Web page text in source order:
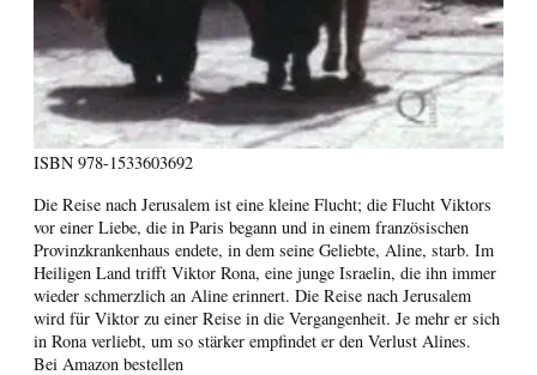
ISBN 978-1533603692
Die Reise nach Jerusalem ist eine kleine Flucht; die Flucht Viktors
vor einer Liebe, die in Paris begann und in einem französischen
Provinzkrankenhaus endete, in dem seine Geliebte, Aline, starb. Im
Heiligen Land trifft Viktor Rona, eine junge Israelin, die ihn immer
wieder schmerzlich an Aline erinnert. Die Reise nach Jerusalem
wird für Viktor zu einer Reise in die Vergangenheit. Je mehr er sich
in Rona verliebt, um so stärker empfindet er den Verlust Alines.
Bei Amazon bestellen